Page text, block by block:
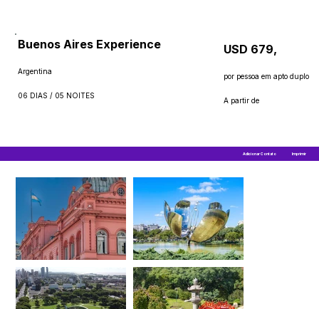
Adicionar Contato Imprimir
Buenos Aires Experience
Argentina
06 DIAS / 05 NOITES
A partir de
USD 679,
por pessoa em apto duplo